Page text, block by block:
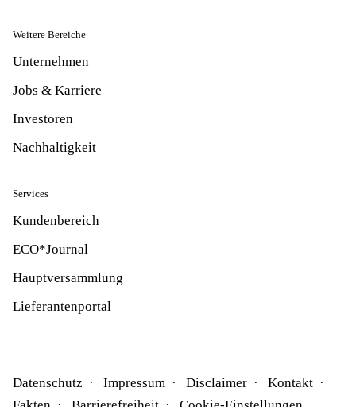
Weitere Bereiche
Unternehmen
Jobs & Karriere
Investoren
Nachhaltigkeit
Services
Kundenbereich
ECO*Journal
Hauptversammlung
Lieferantenportal
Datenschutz Impressum Disclaimer
Kontakt